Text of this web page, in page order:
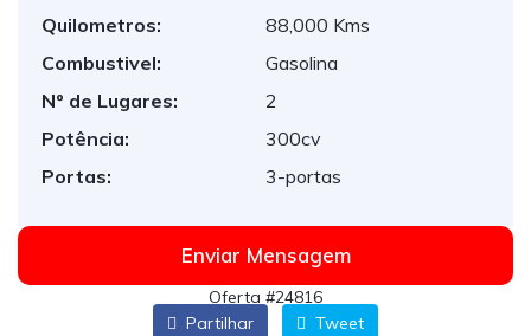
Quilometros:
88,000 Kms
Combustivel:
Gasolina
Nº de Lugares:
2
Potência:
300cv
Portas:
3-portas
Enviar Mensagem
Oferta #24816
Partilhar
Tweet